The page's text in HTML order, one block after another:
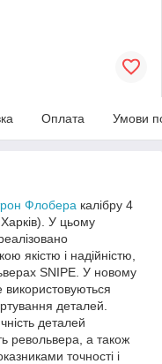
Оплата Умови
Флобера калібру 4
У цьому
якістю і надійністю,
SNIPE. У новому
використовуються
деталей.
деталей
револьвера, а також
точності і